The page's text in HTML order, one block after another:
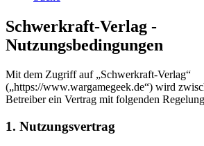
Schwerkraft-Verlag -
Nutzungsbedingungen
Mit dem Zugriff auf „Schwerkraft-Verlag“
(„https://www.wargamegeek.de“) wird
Betreiber ein Vertrag mit folgenden
1. Nutzungsvertrag